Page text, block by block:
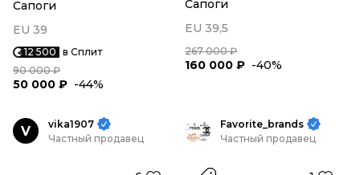
Сапоги
EU 39
12 500 в Сплит
90 000 ₽
50 000 ₽ -44%
Сапоги
EU 39,5
267 000 ₽
160 000 ₽ -40%
V
vika1907
Частный продавец
Favorite_brands
Частный продавец